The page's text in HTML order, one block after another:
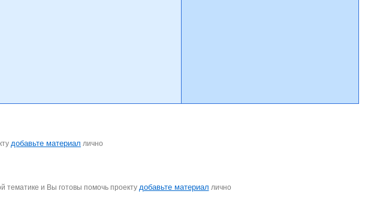
добавьте материал лично
тематике и Вы готовы помочь проекту добавьте материал лично